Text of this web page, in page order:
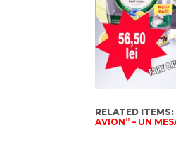
RELATED ITEMS:
AVION” – UN